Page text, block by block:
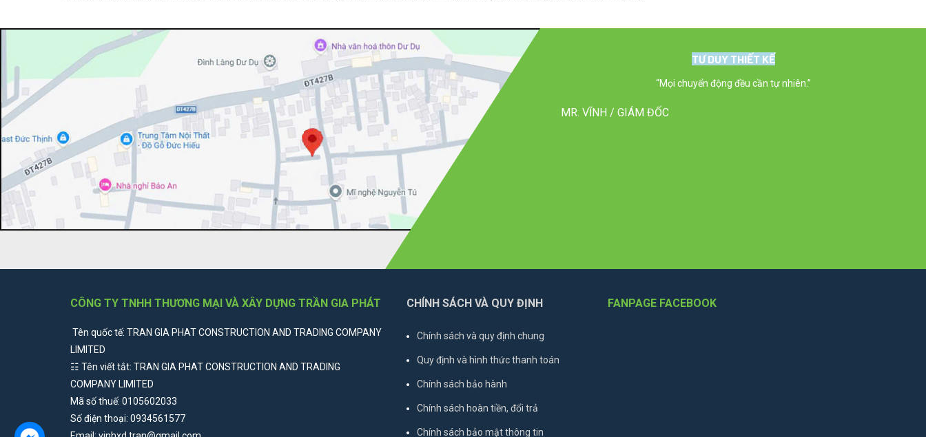
TƯ DUY THIẾT KẾ
“Mọi chuyển động đều cần tự nhiên.”
MR. VĨNH / GIÁM ĐỐC
CÔNG TY TNHH THƯƠNG MẠI VÀ XÂY DỰNG TRẦN GIA PHÁT
Tên quốc tế: TRAN GIA PHAT CONSTRUCTION AND TRADING COMPANY
LIMITED
☷ Tên viết tắt: TRAN GIA PHAT CONSTRUCTION AND TRADING
COMPANY LIMITED
Mã số thuế: 0105602033
Số điện thoại: 0934561577
CHÍNH SÁCH VÀ QUY ĐỊNH
Chính sách và quy định chung
Quy định và hình thức thanh toán
Chính sách bảo hành
Chính sách hoàn tiền, đổi trả
Chính sách bảo mật thông tin
FANPAGE FACEBOOK